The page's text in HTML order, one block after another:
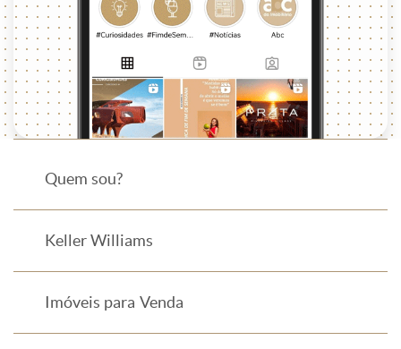
Quem sou?
Keller Williams
Imóveis para Venda